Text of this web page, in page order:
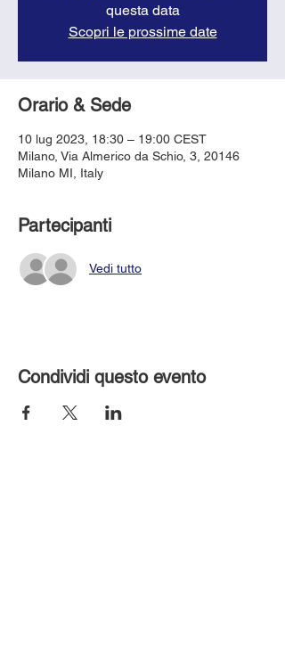
questa data
Scopri le prossime date
Orario & Sede
10 lug 2023, 18:30 – 19:00 CEST
Milano, Via Almerico da Schio, 3, 20146
Milano MI, Italy
Partecipanti
Vedi tutto
Condividi questo evento